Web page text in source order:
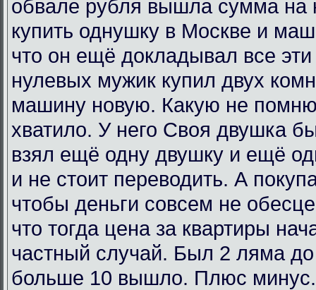
обвале рубля вышла сумма на
купить однушку в Москве и
что он ещё докладывал все
нулевых мужик купил двух
машину новую. Какую не
хватило. У него Своя двушка
взял ещё одну двушку и ещё
и не стоит переводить. А
чтобы деньги совсем не
что тогда цена за квартиры
частный случай. Был 2 ляма
больше 10 вышло. Плюс минус.